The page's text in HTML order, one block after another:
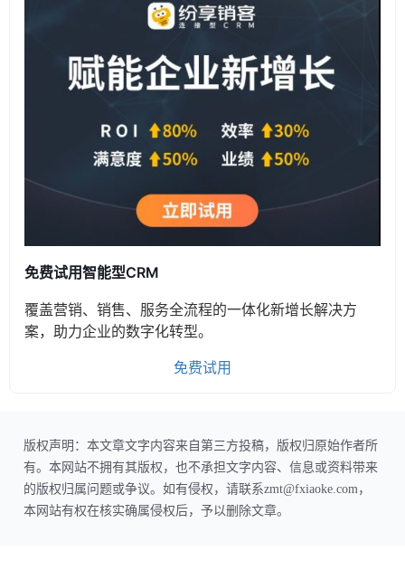
免费试用智能型CRM
覆盖营销、销售、服务全流程的一体化新增长解决方
案，助力企业的数字化转型。
免费试用
版权声明：本文章文字内容来自第三方投稿，版权归原始作者所
有。本网站不拥有其版权，也不承担文字内容、信息或资料带来
的版权归属问题或争议。如有侵权，请联系zmt@fxiaoke.com，
本网站有权在核实确属侵权后，予以删除文章。